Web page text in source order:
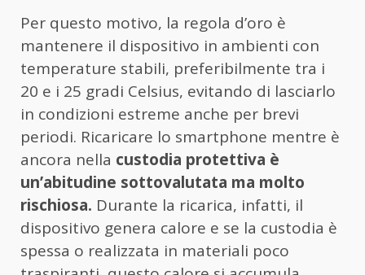
Per questo motivo, la regola d’oro è
mantenere il dispositivo in ambienti con
temperature stabili, preferibilmente tra i
20 e i 25 gradi Celsius, evitando di lasciarlo
in condizioni estreme anche per brevi
periodi. Ricaricare lo smartphone mentre è
ancora nella custodia protettiva è
un’abitudine sottovalutata ma molto
rischiosa. Durante la ricarica, infatti, il
dispositivo genera calore e se la custodia è
spessa o realizzata in materiali poco